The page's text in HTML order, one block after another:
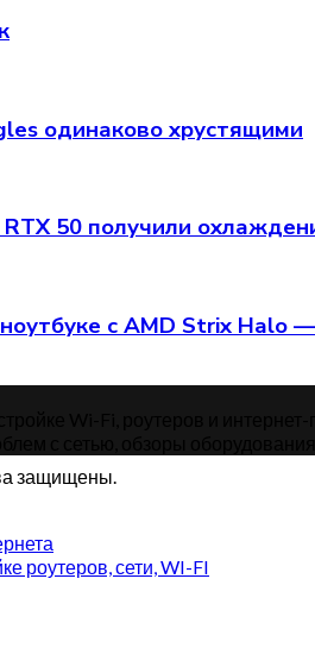
одинаково хрустящими
50 получили
с AMD Strix Halo
защищены.
роутеров, сети, WI-FI